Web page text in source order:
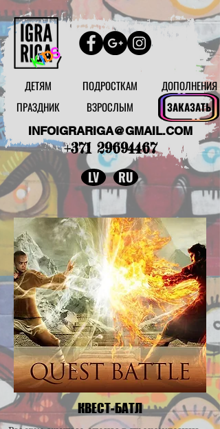
INFOIGRARIGA@GMAIL.COM
+371 29694467
ЗАКАЗАТЬ
ВЗРОСЛЫМ
ПРАЗДНИК
ДОПОЛНЕНИЯ
ПОДРОСТКАМ
ДЕТЯМ
LV RU
КВЕСТ-БАТЛ